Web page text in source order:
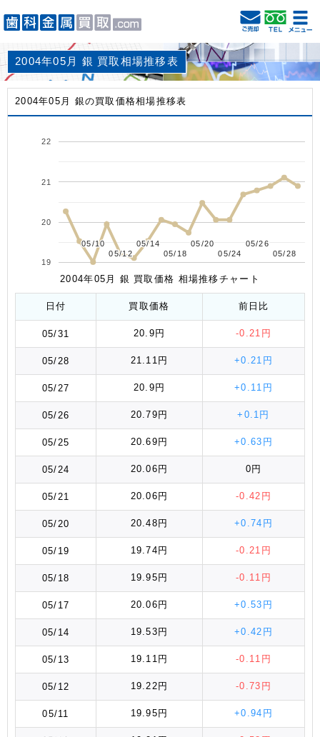
2004年05月 銀 買取相場推移表
2004年05月 銀の買取価格相場推移表
05/10
05/10
05/12
05/12
05/14
05/14
05/18
05/18
05/20
05/20
05/24
05/24
05/26
05/26
05/28
05/28
19
20
21
22
2004年05月 銀 買取価格 相場推移チャート
日付 買取価格 前日比
05/31 20.9円 -0.21円
05/28 21.11円 +0.21円
05/27 20.9円 +0.11円
05/26 20.79円 +0.1円
05/25 20.69円 +0.63円
05/24 20.06円 0円
05/21 20.06円 -0.42円
05/20 20.48円 +0.74円
05/19 19.74円 -0.21円
05/18 19.95円 -0.11円
05/17 20.06円 +0.53円
05/14 19.53円 +0.42円
05/13 19.11円 -0.11円
05/12 19.22円 -0.73円
05/11 19.95円 +0.94円